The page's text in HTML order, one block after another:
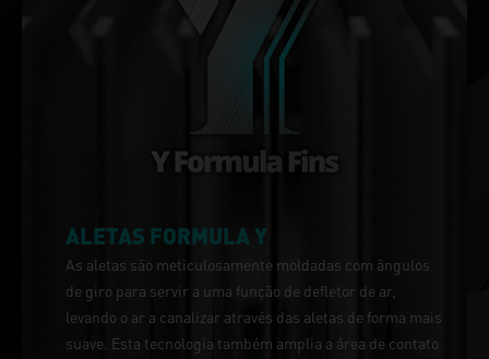
ALETAS FORMULA Y
As aletas são meticulosamente moldadas com ângulos
de giro para servir a uma função de defletor de ar,
levando o ar a canalizar através das aletas de forma mais
suave. Esta tecnologia também amplia a área de contato